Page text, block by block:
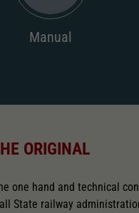
Manual
ORIGINAL
one hand and technical
State railway